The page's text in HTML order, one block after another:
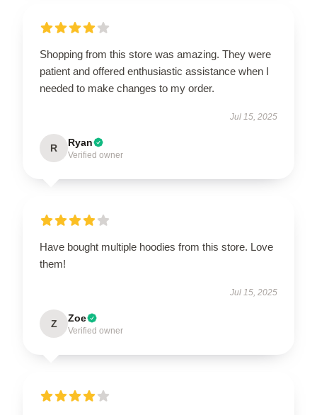
Shopping from this store was amazing. They were
patient and offered enthusiastic assistance when I
needed to make changes to my order.
Jul 15, 2025
R Ryan
Verified owner
Have bought multiple hoodies from this store. Love
them!
Jul 15, 2025
Z Zoe
Verified owner